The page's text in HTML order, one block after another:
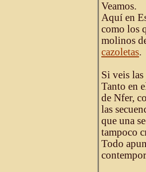
Veamos.
Aquí en
como los
molinos
cazoletas.
Si veis
Tanto en
de Nfer,
las
que una
tampoco
Todo